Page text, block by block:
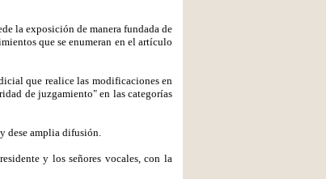
la exposición de manera fundada de
que se enumeran en el artículo
que realice las modificaciones en
de juzgamiento" en las categorías
dese amplia difusión.
y los señores vocales, con la